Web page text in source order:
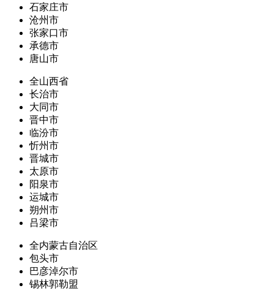
石家庄市
沧州市
张家口市
承德市
唐山市
全山西省
长治市
大同市
晋中市
临汾市
忻州市
晋城市
太原市
阳泉市
运城市
朔州市
吕梁市
全内蒙古自治区
包头市
巴彦淖尔市
锡林郭勒盟